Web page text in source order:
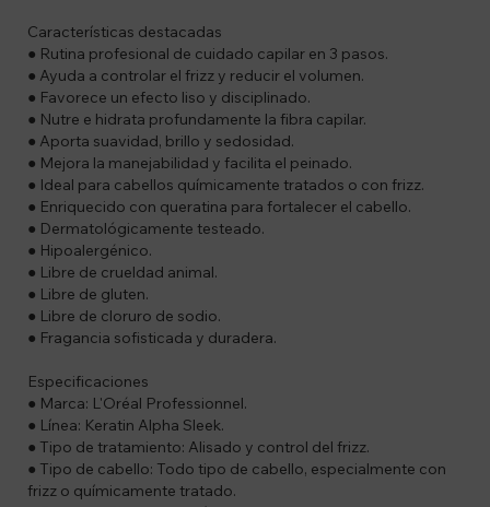
Características destacadas
● Rutina profesional de cuidado capilar en 3 pasos.
● Ayuda a controlar el frizz y reducir el volumen.
● Favorece un efecto liso y disciplinado.
● Nutre e hidrata profundamente la fibra capilar.
● Aporta suavidad, brillo y sedosidad.
● Mejora la manejabilidad y facilita el peinado.
● Ideal para cabellos químicamente tratados o con frizz.
● Enriquecido con queratina para fortalecer el cabello.
● Dermatológicamente testeado.
● Hipoalergénico.
● Libre de crueldad animal.
● Libre de gluten.
● Libre de cloruro de sodio.
● Fragancia sofisticada y duradera.
Especificaciones
● Marca: L'Oréal Professionnel.
● Línea: Keratin Alpha Sleek.
● Tipo de tratamiento: Alisado y control del frizz.
● Tipo de cabello: Todo tipo de cabello, especialmente con
frizz o químicamente tratado.